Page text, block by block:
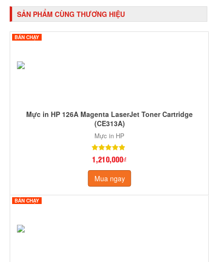
SẢN PHẨM CÙNG THƯƠNG HIỆU
BÁN CHẠY
Mực in HP 126A Magenta LaserJet Toner Cartridge
(CE313A)
Mực in HP
1,210,000₫
Mua ngay
BÁN CHẠY